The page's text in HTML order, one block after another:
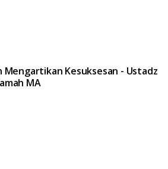
Mengartikan Kesuksesan - Ustadz
MA